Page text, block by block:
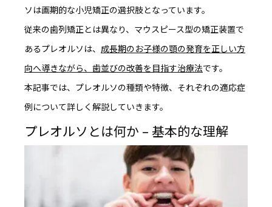
ソは画期的な小児矯正の選択肢となっています。
従来の歯列矯正とは異なり、マウスピース型の矯正装置で
あるプレオルソは、 成長期のお子様の顎の発育を正しい方
向へ導きながら、歯並びの改善を目指す治療法です。
本記事では、プレオルソの種類や特徴、それぞれの適応症
例について詳しく解説していきます。
プレオルソとは何か – 基本的な理解